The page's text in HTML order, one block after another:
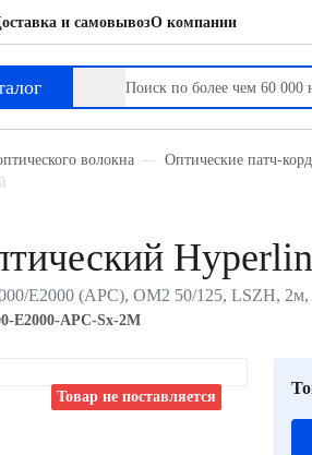
и самовывозО компании
волокна Оптические патч-
Товар не поставляется
E2000 (APC), OM2 50/125, LSZH,
E2000-APC-Sx-2M